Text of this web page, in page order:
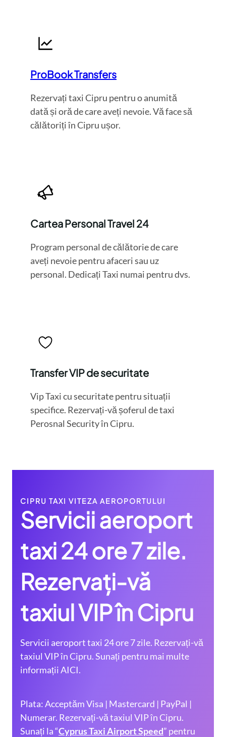
ProBook Transfers
Rezervați taxi Cipru pentru o anumită
dată și oră de care aveți nevoie. Vă face să
călătoriți în Cipru ușor.
Cartea Personal Travel 24
Program personal de călătorie de care
aveți nevoie pentru afaceri sau uz
personal. Dedicați Taxi numai pentru dvs.
Transfer VIP de securitate
Vip Taxi cu securitate pentru situații
specifice. Rezervați-vă șoferul de taxi
Perosnal Security în Cipru.
CIPRU TAXI VITEZA AEROPORTULUI
Servicii aeroport
taxi 24 ore 7 zile.
Rezervați-vă
taxiul VIP în Cipru
Servicii aeroport taxi 24 ore 7 zile. Rezervați-vă
taxiul VIP în Cipru. Sunați pentru mai multe
informații AICI.
Plata: Acceptăm Visa | Mastercard | PayPal |
Numerar. Rezervați-vă taxiul VIP în Cipru.
Sunați la “Cyprus Taxi Airport Speed” pentru